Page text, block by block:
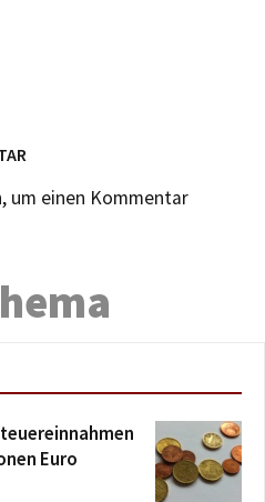
um einen Kommentar
Euro